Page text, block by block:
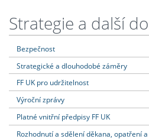
Strategie a další
Bezpečnost
Strategické a dlouhodobé záměry
FF UK pro udržitelnost
Výroční zprávy
Platné vnitřní předpisy FF UK
Rozhodnutí a sdělení děkana, opatření